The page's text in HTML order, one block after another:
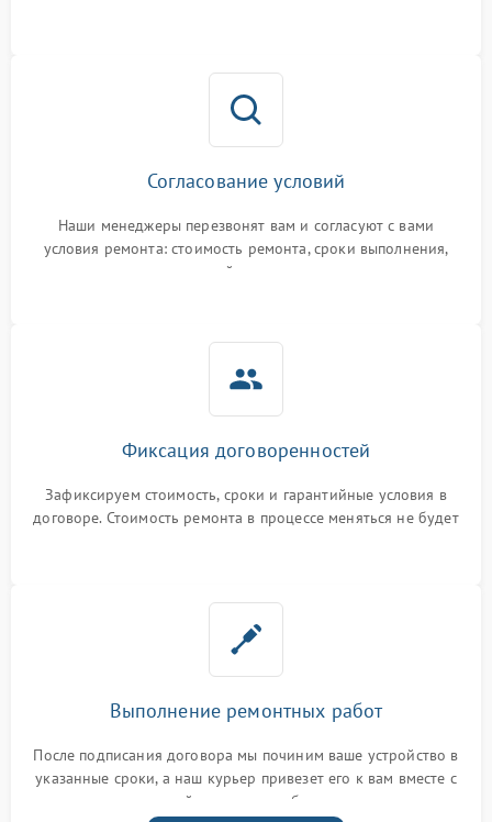
Согласование условий
Наши менеджеры перезвонят вам и согласуют с вами
условия ремонта: стоимость ремонта, сроки выполнения,
гарантийные условия
Фиксация договоренностей
Зафиксируем стоимость, сроки и гарантийные условия в
договоре. Стоимость ремонта в процессе меняться не будет
Выполнение ремонтных работ
После подписания договора мы починим ваше устройство в
указанные сроки, а наш курьер привезет его к вам вместе с
гарантийным талоном бесплатно